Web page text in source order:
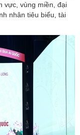
vực, vùng miền, đại
nhân tiêu biểu, tài